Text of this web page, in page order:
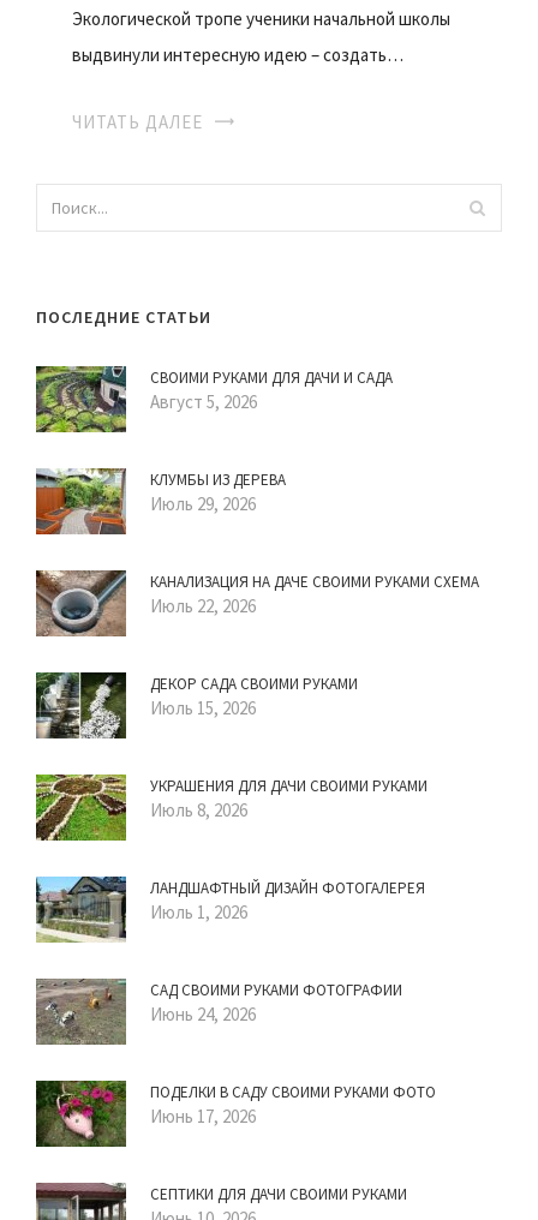
Экологической тропе ученики начальной школы
выдвинули интересную идею – создать…
ЧИТАТЬ ДАЛЕЕ
ПОСЛЕДНИЕ СТАТЬИ
СВОИМИ РУКАМИ ДЛЯ ДАЧИ И САДА
Август 5, 2026
КЛУМБЫ ИЗ ДЕРЕВА
Июль 29, 2026
КАНАЛИЗАЦИЯ НА ДАЧЕ СВОИМИ РУКАМИ СХЕМА
Июль 22, 2026
ДЕКОР САДА СВОИМИ РУКАМИ
Июль 15, 2026
УКРАШЕНИЯ ДЛЯ ДАЧИ СВОИМИ РУКАМИ
Июль 8, 2026
ЛАНДШАФТНЫЙ ДИЗАЙН ФОТОГАЛЕРЕЯ
Июль 1, 2026
САД СВОИМИ РУКАМИ ФОТОГРАФИИ
Июнь 24, 2026
ПОДЕЛКИ В САДУ СВОИМИ РУКАМИ ФОТО
Июнь 17, 2026
СЕПТИКИ ДЛЯ ДАЧИ СВОИМИ РУКАМИ